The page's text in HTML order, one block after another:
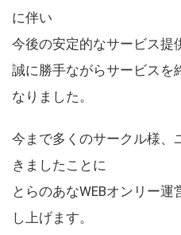
に伴い
今後の安定的なサービス提
誠に勝手ながらサービスを
なりました。
今まで多くのサークル様、
きましたことに
とらのあなWEBオンリー
し上げます。